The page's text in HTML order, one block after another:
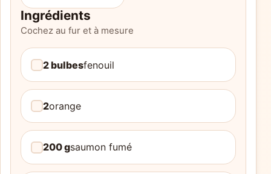
Ingrédients
Cochez au fur et à mesure
2 bulbesfenouil
2orange
200 gsaumon fumé